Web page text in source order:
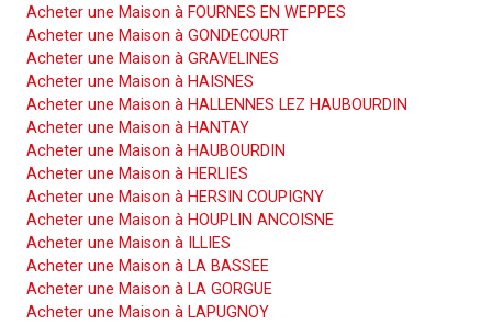
Acheter une Maison à FOURNES EN WEPPES
Acheter une Maison à GONDECOURT
Acheter une Maison à GRAVELINES
Acheter une Maison à HAISNES
Acheter une Maison à HALLENNES LEZ HAUBOURDIN
Acheter une Maison à HANTAY
Acheter une Maison à HAUBOURDIN
Acheter une Maison à HERLIES
Acheter une Maison à HERSIN COUPIGNY
Acheter une Maison à HOUPLIN ANCOISNE
Acheter une Maison à ILLIES
Acheter une Maison à LA BASSEE
Acheter une Maison à LA GORGUE
Acheter une Maison à LAPUGNOY